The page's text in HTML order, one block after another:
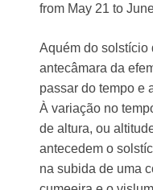
from May 21 to
Aquém do solstício
antecâmara da
passar do tempo e
À variação no
de altura, ou
antecedem o
na subida de uma